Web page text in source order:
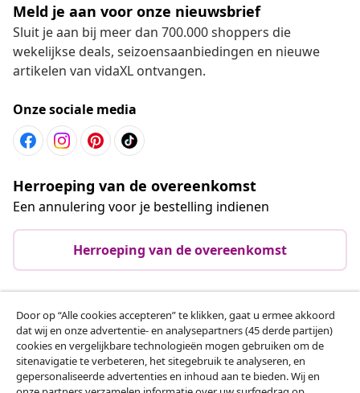
Meld je aan voor onze nieuwsbrief
Sluit je aan bij meer dan 700.000 shoppers die
wekelijkse deals, seizoensaanbiedingen en nieuwe
artikelen van vidaXL ontvangen.
Onze sociale media
Herroeping van de overeenkomst
Een annulering voor je bestelling indienen
Herroeping van de overeenkomst
Klantenservice
Zakelijk
Door op “Alle cookies accepteren” te klikken, gaat u ermee akkoord
dat wij en onze advertentie- en analysepartners (45 derde partijen)
cookies en vergelijkbare technologieën mogen gebruiken om de
sitenavigatie te verbeteren, het sitegebruik te analyseren, en
gepersonaliseerde advertenties en inhoud aan te bieden. Wij en